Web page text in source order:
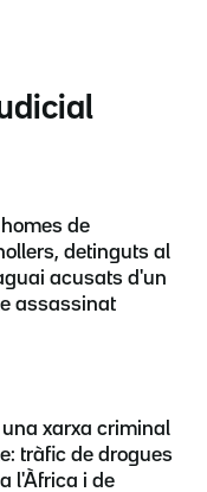
homes de
detinguts al
acusats d'un
assassinat
una xarxa criminal
tràfic de drogues
l'Àfrica i de